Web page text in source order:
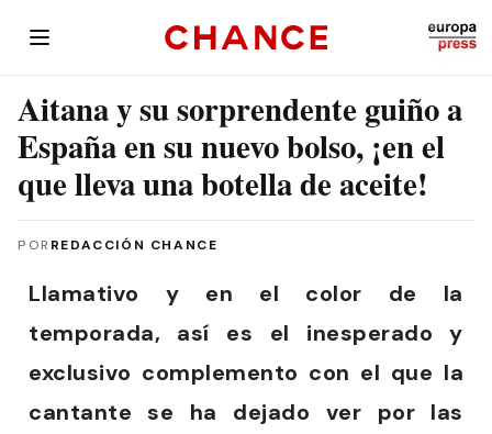
Aitana y su sorprendente guiño a
España en su nuevo bolso, ¡en el
que lleva una botella de aceite!
POR REDACCIÓN CHANCE
Llamativo y en el color de la
temporada, así es el inesperado y
exclusivo complemento con el que la
cantante se ha dejado ver por las